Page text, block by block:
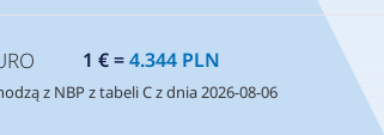
1 € =4.344 PLN
z NBP z tabeli C z dnia 2026-08-06